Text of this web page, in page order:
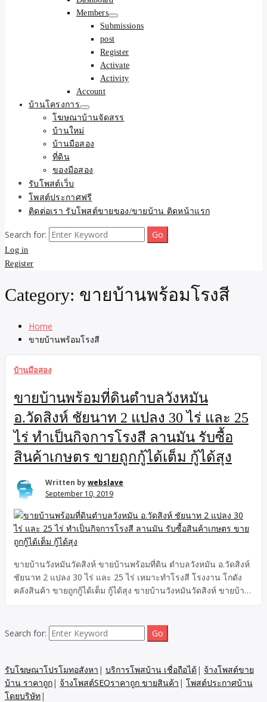
Members
Submissions
post
Register
Activate
Activity
Account
บ้านโครงการ
โฆษณาบ้านจัดสรร
บ้านใหม่
บ้านมือสอง
ที่ดิน
ของมือสอง
รับโพสต์เว็บ
โพสต์ประกาศฟรี
ติดต่อเรา รับโพสต์ขายของ/ขายบ้าน ติดหน้าแรก
Search for:
Log in
Register
Category: ขายบ้านพร้อมโรงสี
Home
ขายบ้านพร้อมโรงสี
บ้านมือสอง
ขายบ้านพร้อมที่ดินตำบลวังหมัน
อ.วัดสิงห์ ชัยนาท 2 แปลง 30 ไร่ และ 25
ไร่ ทำเป็นกิจการโรงสี ลานมัน รับซื้อ
สินค้าเกษตร ขายถูกกู้ได้เต็ม กู้ได้สุง
Written bywebslave
September 10, 2019
ขายบ้านวังหมันวัดสิงห์ ขายบ้านพร้อมที่ดิน ตำบลวังหมัน อ.วัดสิงห์
ชัยนาท 2 แปลง 30 ไร่ และ 25 ไร่ เหมาะทำโรงสี โรงงาน โกดัง
คลังสินค้า ขายถูกกู้ได้เต็ม กู้ได้สุง ขายบ้านวังหมันวัดสิงห์ ขายบ้าน
สี โรงมัน ลานมัน รับซื้อผลิตภัณฑ์การเกษตร หรือ โรงงาน โกดัง
คลังสินค้า
Search for:
รับโฆษณาโปรโมทอสังหา | บริการโพสบ้าน เชื่อถือได้| จ้างโพสต์ขาย
บ้าน ราคาถูก| จ้างโพสต์SEOราคาถูก ขายสินค้า | โพสต์ประกาศบ้าน
โดยบริษัท|